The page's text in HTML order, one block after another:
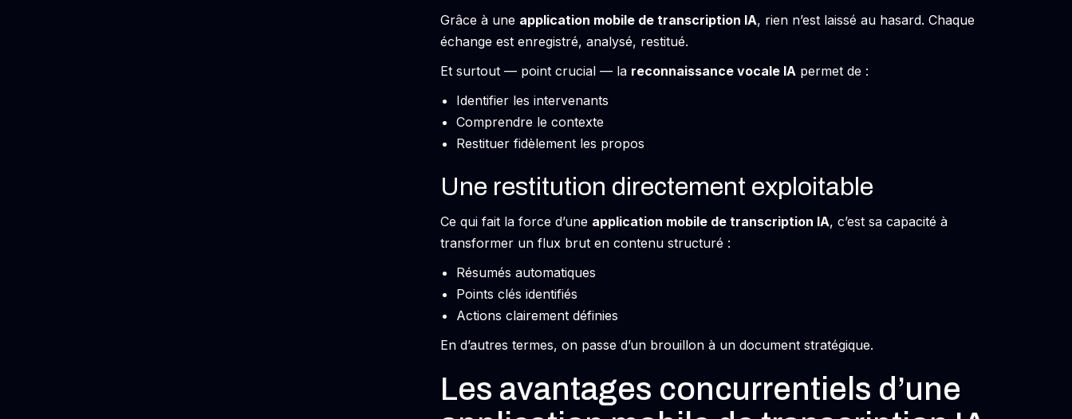
Grâce à une application mobile de transcription IA, rien n’est laissé au hasard. Chaque
échange est enregistré, analysé, restitué.
Et surtout — point crucial — la reconnaissance vocale IA permet de :
Identifier les intervenants
Comprendre le contexte
Restituer fidèlement les propos
Une restitution directement exploitable
Ce qui fait la force d’une application mobile de transcription IA, c’est sa capacité à
transformer un flux brut en contenu structuré :
Résumés automatiques
Points clés identifiés
Actions clairement définies
En d’autres termes, on passe d’un brouillon à un document stratégique.
Les avantages concurrentiels d’une